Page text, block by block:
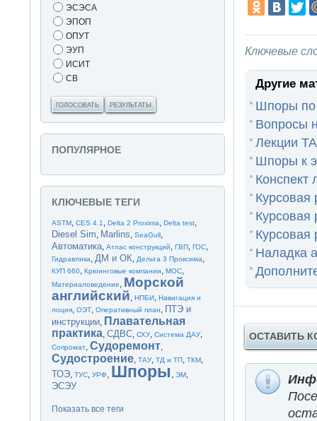
Ключевые
Другие
Шпоры
Вопросы
Лекции
Шпоры к
Конспект
Наладка
ОСТАВИТЬ
ЭСЭСА
ЭПОП
ОПУТ
ЭУП
ИСИТ
СВ
ГОЛОСОВАТЬ РЕЗУЛЬТАТЫ
ПОПУЛЯРНОЕ
КЛЮЧЕВЫЕ ТЕГИ
ASTM,CES 4.1,Delta 2 Proxima,Delta test,
Diesel Sim, Marlins,SeaGull,
Автоматика,Атлас конструкций,ГВП,ГОС,
Гидравлика,ДМ и ОК,Дельта 3 Проксима,
КУП 660,Крюинговые компании,МОС,
Материаловедение, Морской
английский,НПБИ,Навигация и
лоция,ОЭТ,Оперативный план, ПТЭ и
инструкции, Плавательная
практика,СДВС,СХУ,Система ДАУ,
Сопромат,Судоремонт,
Судостроение,ТАУ,ТД и ТП,ТКМ,
ТОЭ,ТУС,УРФ, Шпоры ,ЭМ,
ЭСЭУ
Показать все теги